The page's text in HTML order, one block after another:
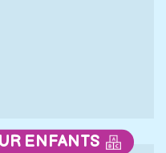
ENFANTS